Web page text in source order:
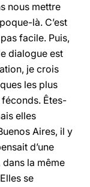
nous mettre
là. C’est
facile. Puis,
dialogue est
je crois
les plus
féconds. Êtes-
elles
Aires, il y
d’une
dans la même
se